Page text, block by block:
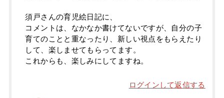
須戸さんの育児絵日記に、
コメントは、なかなか書けてないですが、自分の子
育てのことと重なったり、新しい視点をもらえたり
して、楽しませてもらってます。
これからも、楽しみにしてますね。
ログインして返信する